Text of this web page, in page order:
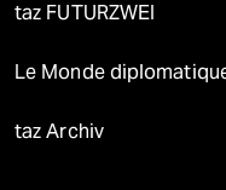
taz FUTURZWEI
Le Monde
taz Archiv